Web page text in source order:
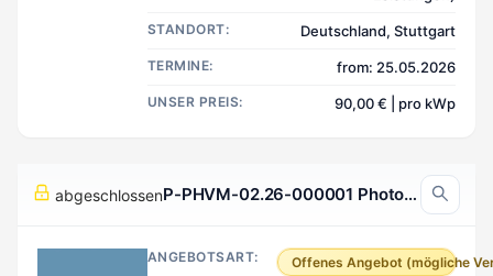
STANDORT: Deutschland, Stuttgart
TERMINE: from: 25.05.2026
UNSER PREIS: 90,00 € | pro kWp
abgeschlossen P-PHVM-02.26-000001 Photovoltaikmontage, Gießen Deutschland
ANGEBOTSART: Offenes Angebot (mögliche